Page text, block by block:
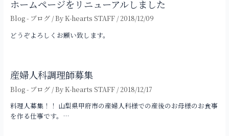
ョ
ン
ホームページをリニューアルしました
Blog - ブログ/ ByK-hearts STAFF /2018/12/09
どうぞよろしくお願い致します。
産婦人科調理師募集
Blog - ブログ/ ByK-hearts STAFF /2018/12/17
料理人募集！！ 山梨県甲府市の産婦人科様での産後のお母様のお食事
を作る仕事です。…